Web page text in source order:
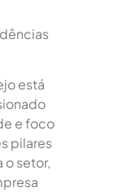
está
e foco
pilares
o setor,